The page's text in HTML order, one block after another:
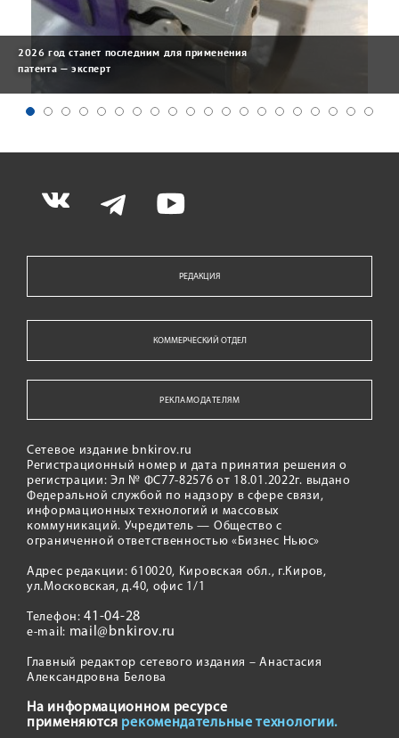
2026 год станет последним для применения
патента — эксперт
РЕДАКЦИЯ
КОММЕРЧЕСКИЙ ОТДЕЛ
РЕКЛАМОДАТЕЛЯМ
Сетевое издание bnkirov.ru
Регистрационный номер и дата принятия решения о
регистрации: Эл № ФС77-82576 от 18.01.2022г. выдано
Федеральной службой по надзору в сфере связи,
информационных технологий и массовых
коммуникаций. Учредитель — Общество с
ограниченной ответственностью «Бизнес Ньюс»
Адрес редакции: 610020, Кировская обл., г.Киров,
ул.Московская, д.40, офис 1/1
Телефон:41-04-28
e-mail: mail@bnkirov.ru
Главный редактор сетевого издания – Анастасия
Александровна Белова
На информационном ресурсе
применяются рекомендательные технологии.